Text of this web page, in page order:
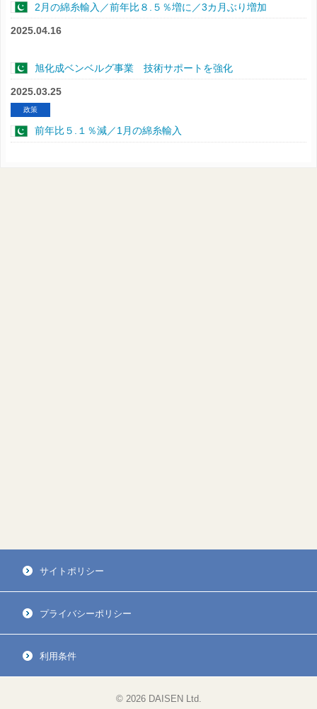
2月の綿糸輸入／前年比８.５％増に／3カ月ぶり増加
2025.04.16
旭化成ベンベルグ事業 技術サポートを強化
2025.03.25
政策
前年比５.１％減／1月の綿糸輸入
サイトポリシー
プライバシーポリシー
利用条件
© 2026 DAISEN Ltd.